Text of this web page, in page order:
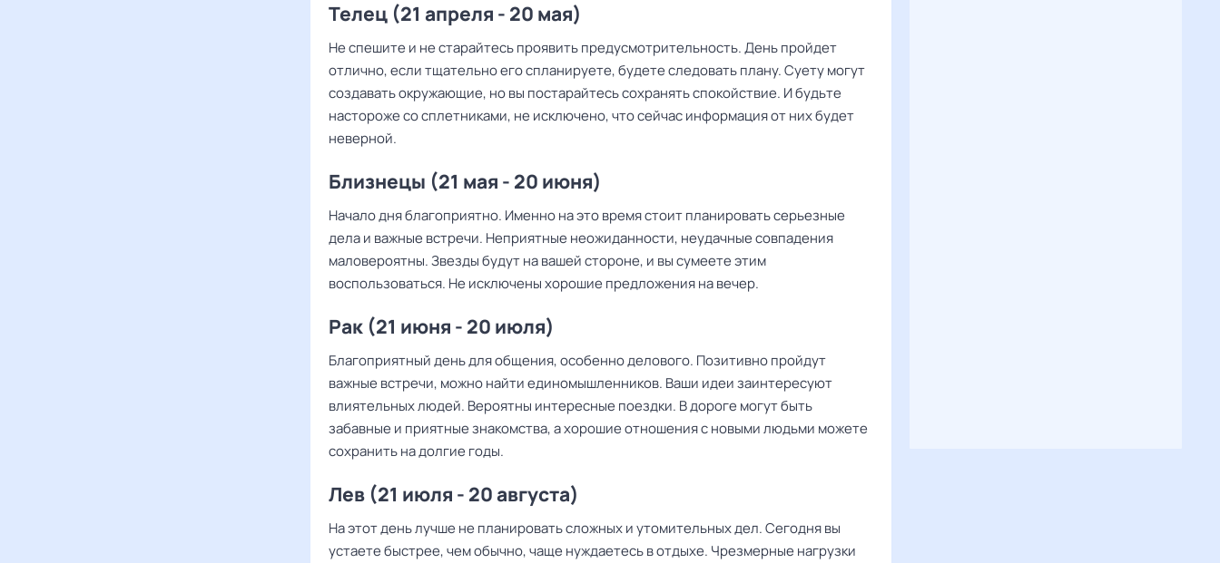
Телец (21 апреля - 20 мая)
Не спешите и не старайтесь проявить предусмотрительность. День пройдет
отлично, если тщательно его спланируете, будете следовать плану. Суету могут
создавать окружающие, но вы постарайтесь сохранять спокойствие. И будьте
настороже со сплетниками, не исключено, что сейчас информация от них будет
неверной.
Близнецы (21 мая - 20 июня)
Начало дня благоприятно. Именно на это время стоит планировать серьезные
дела и важные встречи. Неприятные неожиданности, неудачные совпадения
маловероятны. Звезды будут на вашей стороне, и вы сумеете этим
воспользоваться. Не исключены хорошие предложения на вечер.
Рак (21 июня - 20 июля)
Благоприятный день для общения, особенно делового. Позитивно пройдут
важные встречи, можно найти единомышленников. Ваши идеи заинтересуют
влиятельных людей. Вероятны интересные поездки. В дороге могут быть
забавные и приятные знакомства, а хорошие отношения с новыми людьми можете
сохранить на долгие годы.
Лев (21 июля - 20 августа)
На этот день лучше не планировать сложных и утомительных дел. Сегодня вы
устаете быстрее, чем обычно, чаще нуждаетесь в отдыхе. Чрезмерные нагрузки